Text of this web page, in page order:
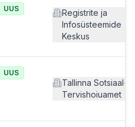
UUS
Registrite ja
Infosüsteemide
Keskus
UUS
Tallinna Sotsiaal-
Tervishoiuamet